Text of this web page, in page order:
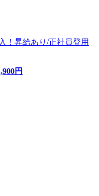
！昇給あり/正社員登用
円